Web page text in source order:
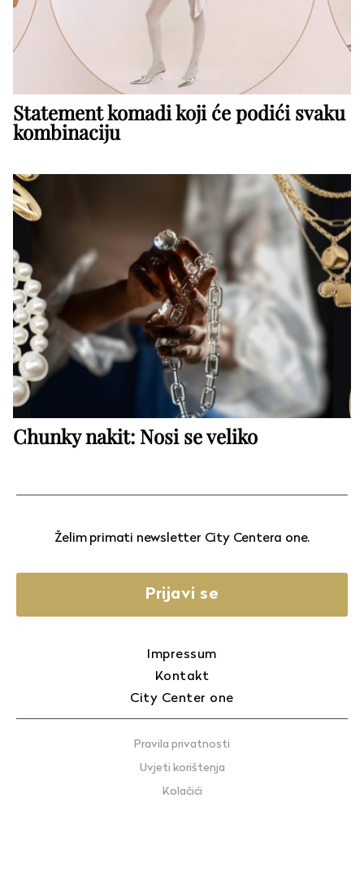
Statement komadi koji će podići svaku
kombinaciju
Chunky nakit: Nosi se veliko
Želim primati newsletter City Centera one.
Prijavi se
Impressum
Kontakt
City Center one
Pravila privatnosti
Uvjeti korištenja
Kolačići